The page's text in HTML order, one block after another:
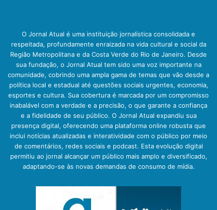
O Jornal Atual é uma instituição jornalística consolidada e
respeitada, profundamente enraizada na vida cultural e social da
Região Metropolitana e da Costa Verde do Rio de Janeiro. Desde
sua fundação, o Jornal Atual tem sido uma voz importante na
comunidade, cobrindo uma ampla gama de temas que vão desde a
política local e estadual até questões sociais urgentes, economia,
esportes e cultura. Sua cobertura é marcada por um compromisso
inabalável com a verdade e a precisão, o que garante a confiança
e a fidelidade de seu público. O Jornal Atual expandiu sua
presença digital, oferecendo uma plataforma online robusta que
inclui notícias atualizadas e interatividade com o público por meio
de comentários, redes sociais e podcast. Esta evolução digital
permitiu ao jornal alcançar um público mais amplo e diversificado,
adaptando-se às novas demandas de consumo de mídia.